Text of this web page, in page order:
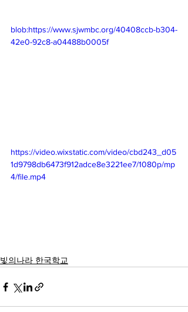
blob:https://www.sjwmbc.org/40408ccb-b304-
42e0-92c8-a04488b0005f
https://video.wixstatic.com/video/cbd243_d05
1d9798db6473f912adce8e3221ee7/1080p/mp
4/file.mp4
빛의나라 한국학교